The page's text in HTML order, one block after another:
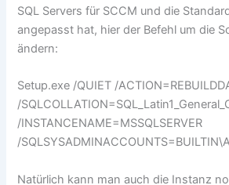
SQL Servers für SCCM und die
angepasst hat, hier der Befehl um die
ändern:
Setup.exe /QUIET /
/
/INSTANCENAME=MSSQLSERVER
/
Natürlich kann man auch die Instanz